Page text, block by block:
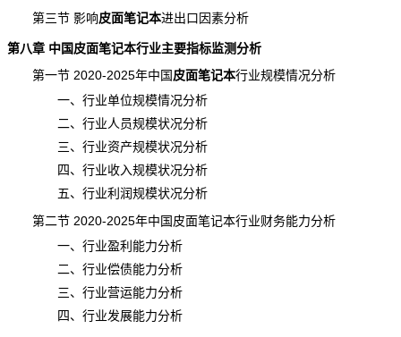
第三节 影响皮面笔记本进出口因素分析
第八章 中国皮面笔记本行业主要指标监测分析
第一节 2020-2025年中国皮面笔记本行业规模情况分析
一、行业单位规模情况分析
二、行业人员规模状况分析
三、行业资产规模状况分析
四、行业收入规模状况分析
五、行业利润规模状况分析
第二节 2020-2025年中国皮面笔记本行业财务能力分析
一、行业盈利能力分析
二、行业偿债能力分析
三、行业营运能力分析
四、行业发展能力分析